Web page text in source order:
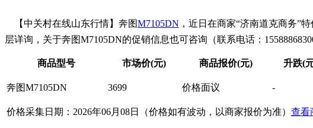
【中关村在线山东行情】奔图M7105DN ，近日在商家“济南道克商务”
层详询，关于奔图M7105DN的促销信息也可咨询（联系电话：
商品型号 市场价(元) 商品报价(元) 升跌(
奔图M7105DN 3699 价格面议 -
价格采集日期：2026年06月08日（价格如有波动，以商家报价为准） 查看